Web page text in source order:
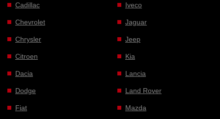
Cadillac
Chevrolet
Chrysler
Citroen
Dacia
Dodge
Fiat
Iveco
Jaguar
Jeep
Kia
Lancia
Land Rover
Mazda